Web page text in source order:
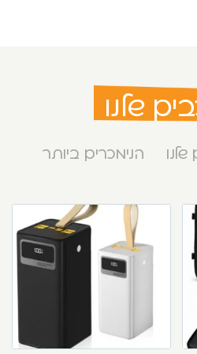
שלנו
שלנו הנימכרים ביותר